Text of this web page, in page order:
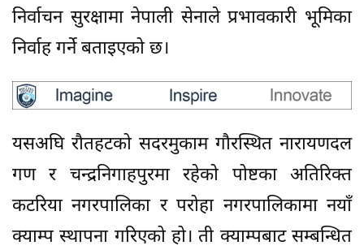
निर्वाचन सुरक्षामा नेपाली सेनाले प्रभावकारी भूमिका
निर्वाह गर्ने बताइएको छ।
यसअघि रौतहटको सदरमुकाम गौरस्थित नारायणदल
गण र चन्द्रनिगाहपुरमा रहेको पोष्टका अतिरिक्त
कटरिया नगरपालिका र परोहा नगरपालिकामा नयाँ
क्याम्प स्थापना गरिएको हो। ती क्याम्पबाट सम्बन्धित